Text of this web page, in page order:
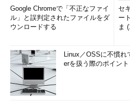
Google Chromeで「不正なファイ
ル」と誤判定されたファイルをダ
ウンロードする
セ
ー
ま
Linux／OSSに不慣れ
erを扱う際のポイント